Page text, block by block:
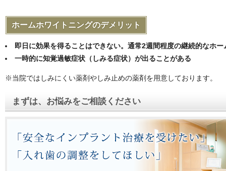
ホームホワイトニングのデメリット
即日に効果を得ることはできない。通常2週間程度の継続的なホ
一時的に知覚過敏症状（しみる症状）が出ることがある
※当院ではしみにくい薬剤やしみ止めの薬剤を用意しております。
まずは、お悩みをご相談ください